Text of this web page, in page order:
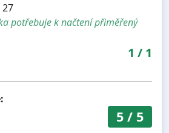
27
potřebuje k načtení přiměřený
1 / 1
5/ 5